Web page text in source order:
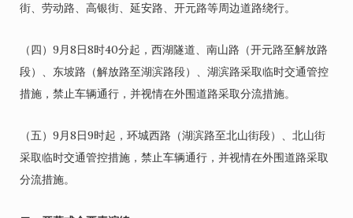
街、劳动路、高银街、延安路、开元路等周边道路绕行。
（四）9月8日8时40分起，西湖隧道、南山路（开元路至解放路
段）、东坡路（解放路至湖滨路段）、湖滨路采取临时交通管控
措施，禁止车辆通行，并视情在外围道路采取分流措施。
（五）9月8日9时起，环城西路（湖滨路至北山街段）、北山街
采取临时交通管控措施，禁止车辆通行，并视情在外围道路采取
分流措施。